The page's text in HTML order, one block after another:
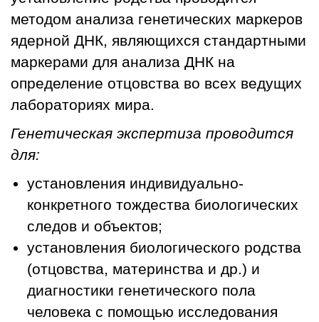
методом анализа генетических маркеров
ядерной ДНК, являющихся стандартными
маркерами для анализа ДНК на
определение отцовства во всех ведущих
лабораториях мира.
Генетическая экспертиза проводится
для:
установления индивидуально-
конкретного тождества биологических
следов и объектов;
установления биологического родства
(отцовства, материнства и др.) и
диагностики генетического пола
человека с помощью исследования